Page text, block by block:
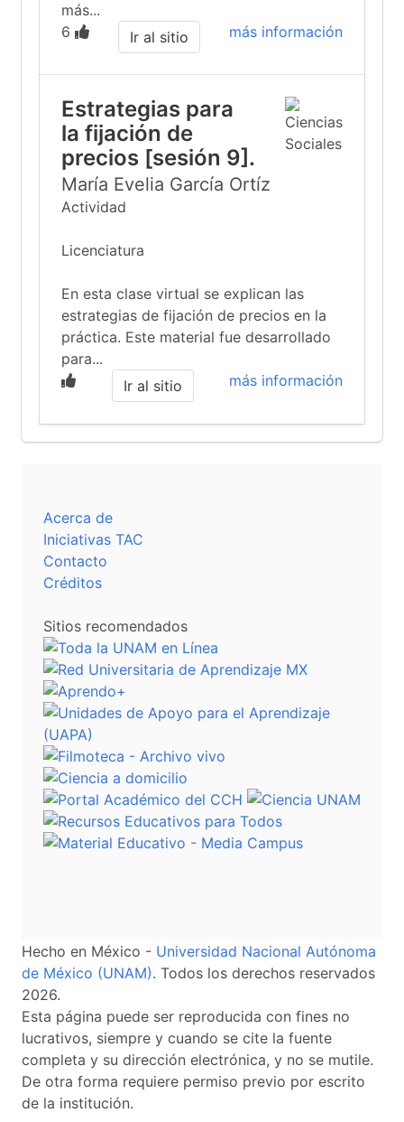
más...
6
más información
Ir al sitio
Estrategias para
la fijación de
precios [sesión 9].
María Evelia García Ortíz
Actividad
Licenciatura
En esta clase virtual se explican las
estrategias de fijación de precios en la
práctica. Este material fue desarrollado
para...
más información
Ir al sitio
Acerca de
Iniciativas TAC
Contacto
Créditos
Sitios recomendados
Hecho en México - Universidad Nacional Autónoma
de México (UNAM). Todos los derechos reservados
2026.
Esta página puede ser reproducida con fines no
lucrativos, siempre y cuando se cite la fuente
completa y su dirección electrónica, y no se mutile.
De otra forma requiere permiso previo por escrito
de la institución.